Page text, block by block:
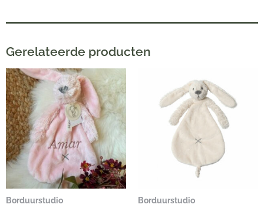
Gerelateerde producten
Borduurstudio Borduurstudio